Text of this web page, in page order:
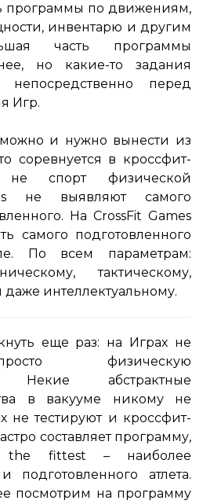
программы по движениям,
инвентарю и другим
часть программы
но какие-то задания
непосредственно перед
Игр.
можно и нужно вынести из
соревнуется в кроссфит-
не спорт физической
не выявляют самого
На CrossFit Games
самого подготовленного
По всем параметрам:
тактическому,
интеллектуальному.
еще раз: на Играх не
физическую
Некие абстрактные
в вакууме никому не
не тестируют и кроссфит-
составляет программу,
the fittest – наиболее
подготовленного атлета.
посмотрим на программу